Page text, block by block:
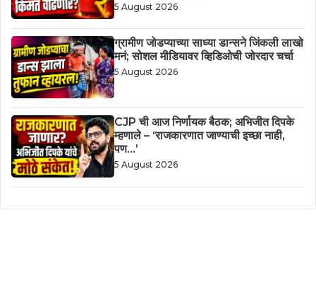
5 August 2026
ग्रामीण जोडप्याच्या साध्या डान्सने जिंकली लाखो
मनं; सोशल मीडियावर व्हिडिओची जोरदार चर्चा
5 August 2026
CJP ची आज निर्णायक बैठक; अभिजीत दिपके
म्हणाले – ‘राजकारणात जाण्याची इच्छा नाही,
पण…’
5 August 2026